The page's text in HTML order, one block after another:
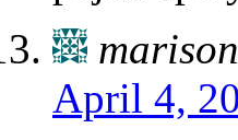
marison
April 4,